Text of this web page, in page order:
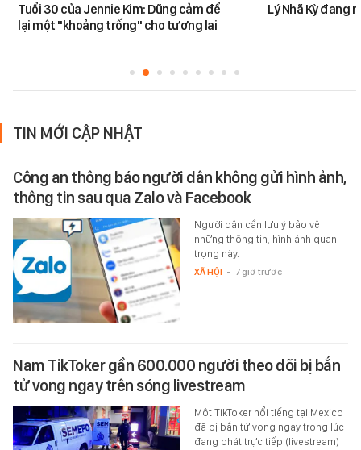
Tuổi 30 của Jennie Kim: Dũng cảm để
lại một "khoảng trống" cho tương lai
Lý Nhã Kỳ đang
TIN MỚI CẬP NHẬT
Công an thông báo người dân không gửi hình ảnh,
thông tin sau qua Zalo và Facebook
Người dân cần lưu ý bảo vệ
những thông tin, hình ảnh quan
trọng này.
XÃ HỘI - 7 giờ trước
Nam TikToker gần 600.000 người theo dõi bị bắn
tử vong ngay trên sóng livestream
Một TikToker nổi tiếng tại Mexico
đã bị bắn tử vong ngay trong lúc
đang phát trực tiếp (livestream)